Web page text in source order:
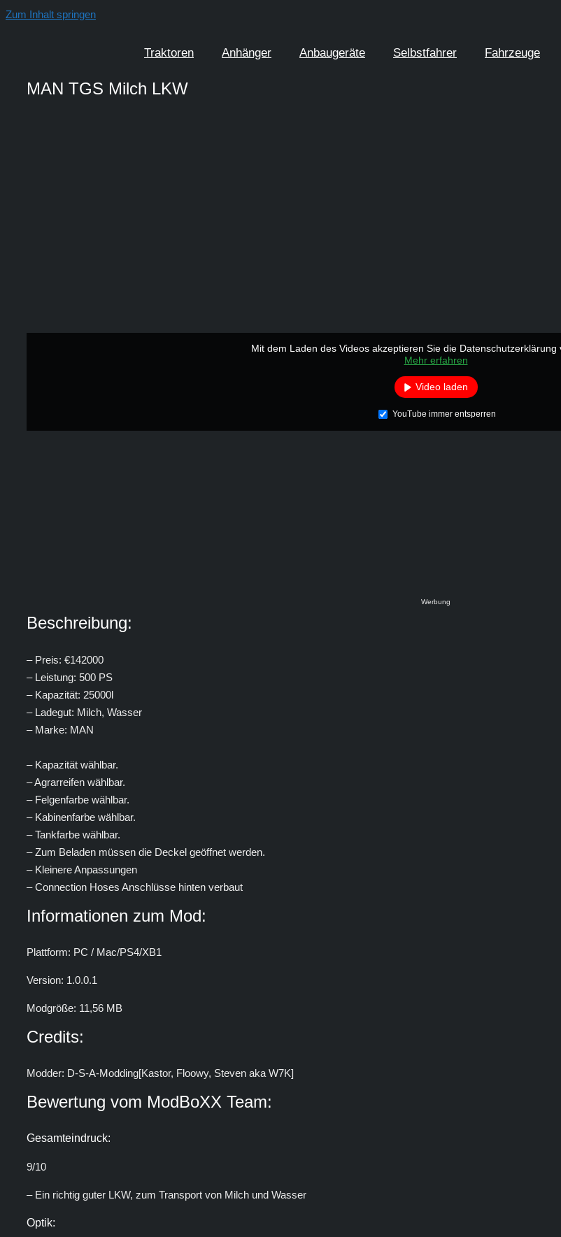
Zum Inhalt springen
Traktoren Anhänger Anbaugeräte Selbstfahrer Fahrzeuge
MAN TGS Milch LKW
Mit dem Laden des Videos akzeptieren Sie die Datenschutzerklärung
Mehr erfahren
Video laden
YouTube immer entsperren
Werbung
Beschreibung:
– Preis: €142000
– Leistung: 500 PS
– Kapazität: 25000l
– Ladegut: Milch, Wasser
– Marke: MAN
– Kapazität wählbar.
– Agrarreifen wählbar.
– Felgenfarbe wählbar.
– Kabinenfarbe wählbar.
– Tankfarbe wählbar.
– Zum Beladen müssen die Deckel geöffnet werden.
– Kleinere Anpassungen
– Connection Hoses Anschlüsse hinten verbaut
Informationen zum Mod:
Plattform: PC / Mac/PS4/XB1
Version: 1.0.0.1
Modgröße: 11,56 MB
Credits:
Modder: D-S-A-Modding[Kastor, Floowy, Steven aka W7K]
Bewertung vom ModBoXX Team:
Gesamteindruck:
9/10
– Ein richtig guter LKW, zum Transport von Milch und Wasser
Optik: